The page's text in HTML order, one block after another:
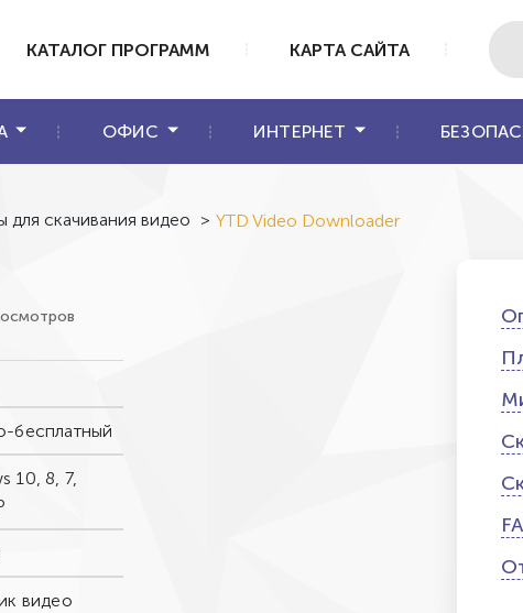
КАТАЛОГ ПРОГРАММ КАРТА САЙТА
ОФИС ИНТЕРНЕТ
для скачивания видео > YTD Video Downloader
бесплатный
10, 8, 7,
видео